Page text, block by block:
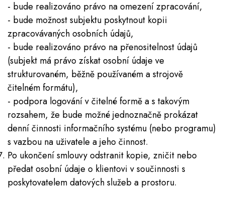
- bude realizováno právo na omezení zpracování,
- bude možnost subjektu poskytnout kopii
zpracovávaných osobních údajů,
- bude realizováno právo na přenositelnost údajů
(subjekt má právo získat osobní údaje ve
strukturovaném, běžně používaném a strojově
čitelném formátu),
- podpora logování v čitelné formě a s takovým
rozsahem, že bude možné jednoznačně prokázat
denní činnosti informačního systému (nebo programu)
s vazbou na uživatele a jeho činnost.
Po ukončení smlouvy odstranit kopie, zničit nebo
předat osobní údaje o klientovi v součinnosti s
poskytovatelem datových služeb a prostoru.